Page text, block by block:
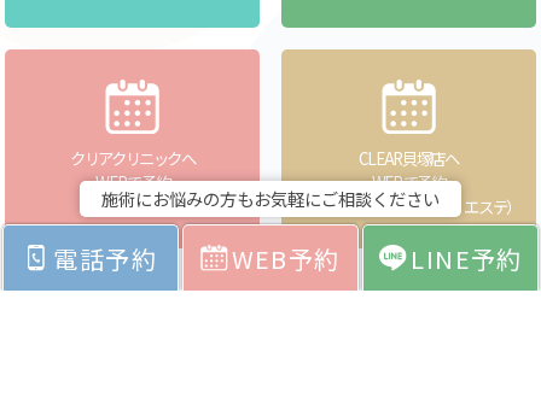
クリアクリニックへ
WEBで予約
（医療）
CLEAR貝塚店へ
WEBで予約
（ネイル・アイラッシュ・エステ）
施術にお悩みの方もお気軽にご相談ください
電話予約 WEB予約 LINE予約